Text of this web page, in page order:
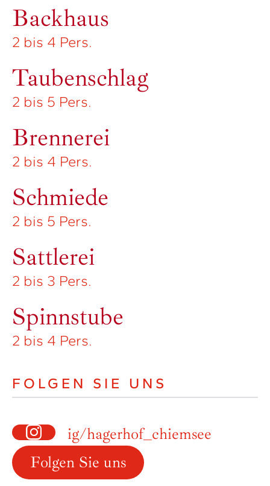
Backhaus
2 bis 4 Pers.
Taubenschlag
2 bis 5 Pers.
Brennerei
2 bis 4 Pers.
Schmiede
2 bis 5 Pers.
Sattlerei
2 bis 3 Pers.
Spinnstube
2 bis 4 Pers.
FOLGEN SIE UNS
ig/hagerhof_chiemsee
Folgen Sie uns